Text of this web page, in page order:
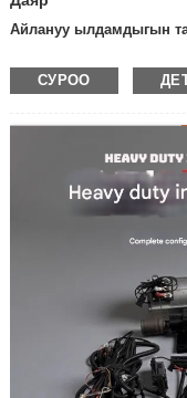
Айлануу ылдамдыгын
— 600 об/мин
— 400 об/мин
— мүнөтүнө 200 айлануу
— мүнөтүнө 50 айлануу
— мүнөтүнө 30 айлануу
— Башка ылдамдыктар
Тормозу бар же жок
- тормоз менен
СУРОО